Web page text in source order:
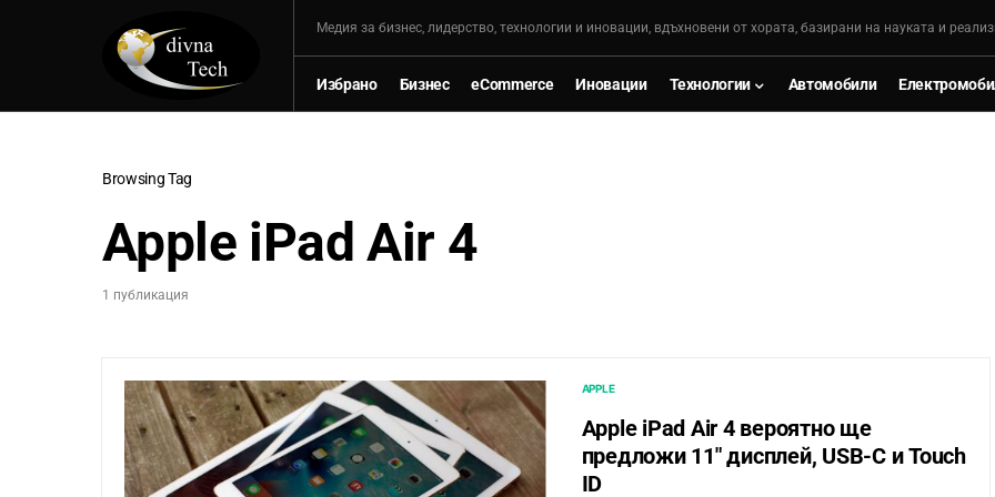
Mедия за бизнес, лидерство, технологии и иновации, вдъхновени от хората, базирани на науката и
Избрано Бизнес eCommerce Иновации Технологии Автомобили
Browsing Tag
Apple iPad Air 4
1 публикация
APPLE
Apple iPad Air 4 вероятно ще
предложи 11″ дисплей, USB-C и Touch
ID